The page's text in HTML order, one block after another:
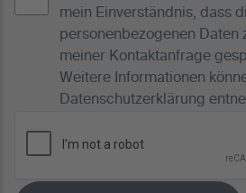
mein Einverständnis, dass
personenbezogenen Daten
meiner Kontaktanfrage
Weitere Informationen
Datenschutzerklärung